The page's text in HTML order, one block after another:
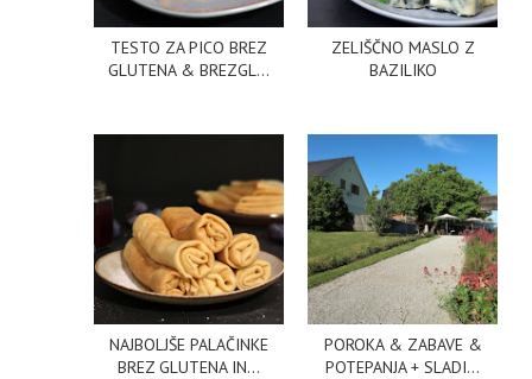
TESTO ZA PICO BREZ
GLUTENA & BREZGL...
ZELIŠČNO MASLO Z
BAZILIKO
NAJBOLJŠE PALAČINKE
BREZ GLUTENA IN...
POROKA & ZABAVE &
POTEPANJA + SLADI...